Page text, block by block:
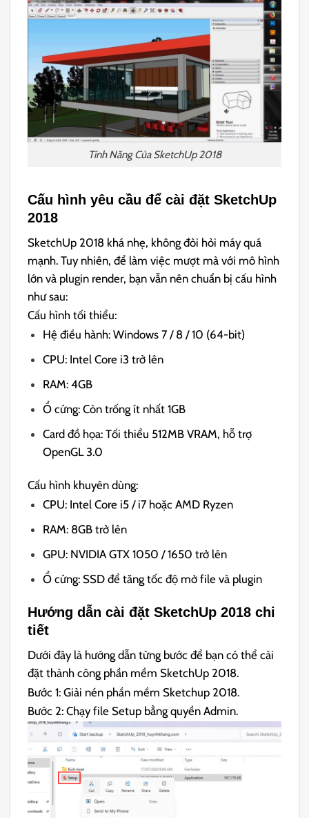
Tính Năng Của SketchUp 2018
Cấu hình yêu cầu để cài đặt SketchUp
2018
SketchUp 2018 khá nhẹ, không đòi hỏi máy quá
mạnh. Tuy nhiên, để làm việc mượt mà với mô hình
lớn và plugin render, bạn vẫn nên chuẩn bị cấu hình
như sau:
Cấu hình tối thiểu:
Hệ điều hành: Windows 7 / 8 / 10 (64-bit)
CPU: Intel Core i3 trở lên
RAM: 4GB
Ổ cứng: Còn trống ít nhất 1GB
Card đồ họa: Tối thiểu 512MB VRAM, hỗ trợ
OpenGL 3.0
Cấu hình khuyên dùng:
CPU: Intel Core i5 / i7 hoặc AMD Ryzen
RAM: 8GB trở lên
GPU: NVIDIA GTX 1050 / 1650 trở lên
Ổ cứng: SSD để tăng tốc độ mở file và plugin
Hướng dẫn cài đặt SketchUp 2018 chi
tiết
Dưới đây là hướng dẫn từng bước để bạn có thể cài
đặt thành công phần mềm SketchUp 2018.
Bước 1: Giải nén phần mềm Sketchup 2018.
Bước 2: Chạy file Setup bằng quyền Admin.